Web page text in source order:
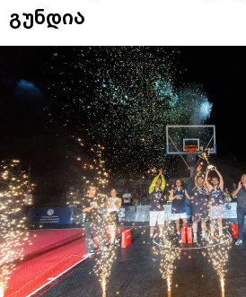
გუნდია